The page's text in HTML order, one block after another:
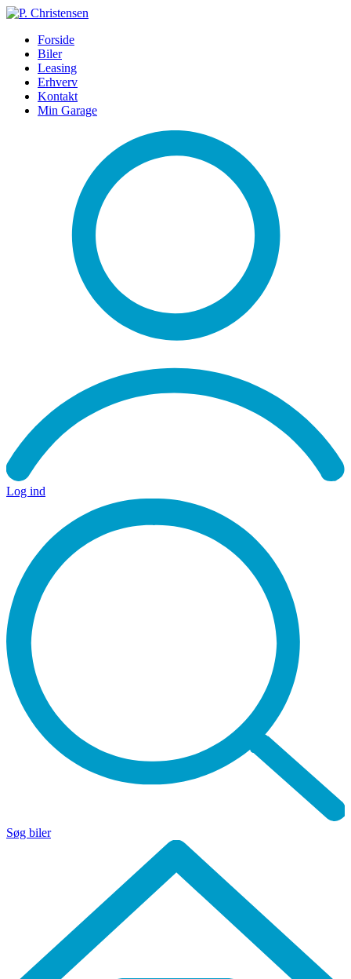
Forside
Biler
Leasing
Erhverv
Kontakt
Min Garage
Log ind
Søg biler